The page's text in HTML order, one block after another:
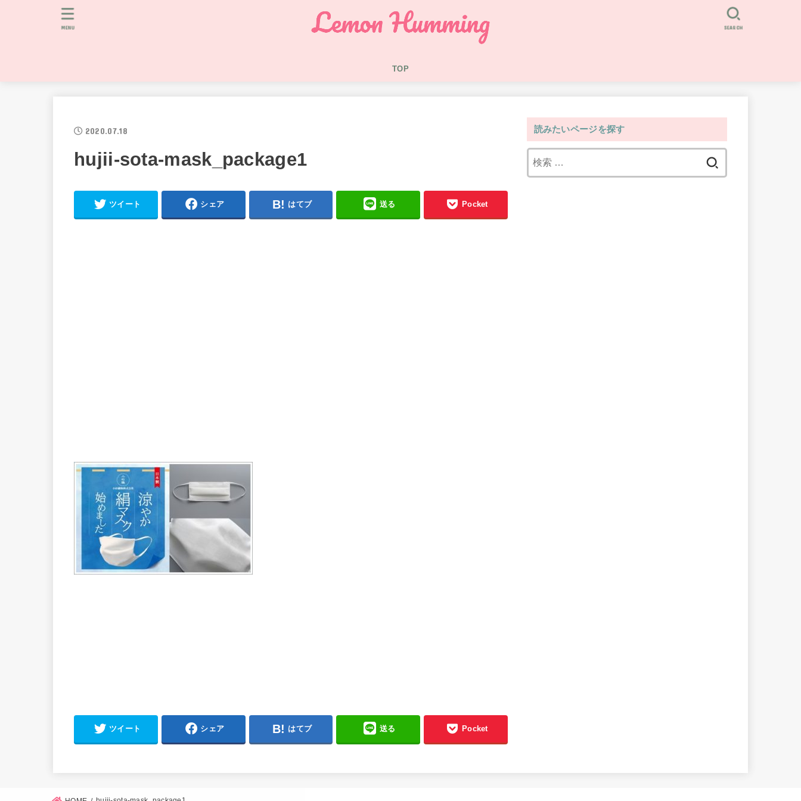
TOP
SEARCH
MENU
2020.07.18
hujii-sota-mask_package1
ツイート シェア はてブ 送る Pocket
ツイート シェア はてブ 送る Pocket
読みたいページを探す